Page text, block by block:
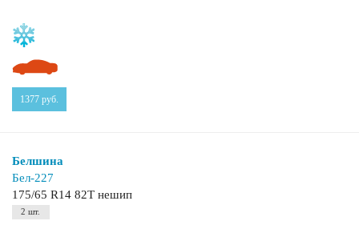
1377 руб.
Белшина
Бел-227
175/65 R14 82T нешип
2 шт.